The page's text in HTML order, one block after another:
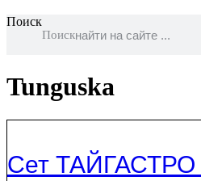
Поиск
Поиск
Tunguska
Сет ТАЙГАСТРО